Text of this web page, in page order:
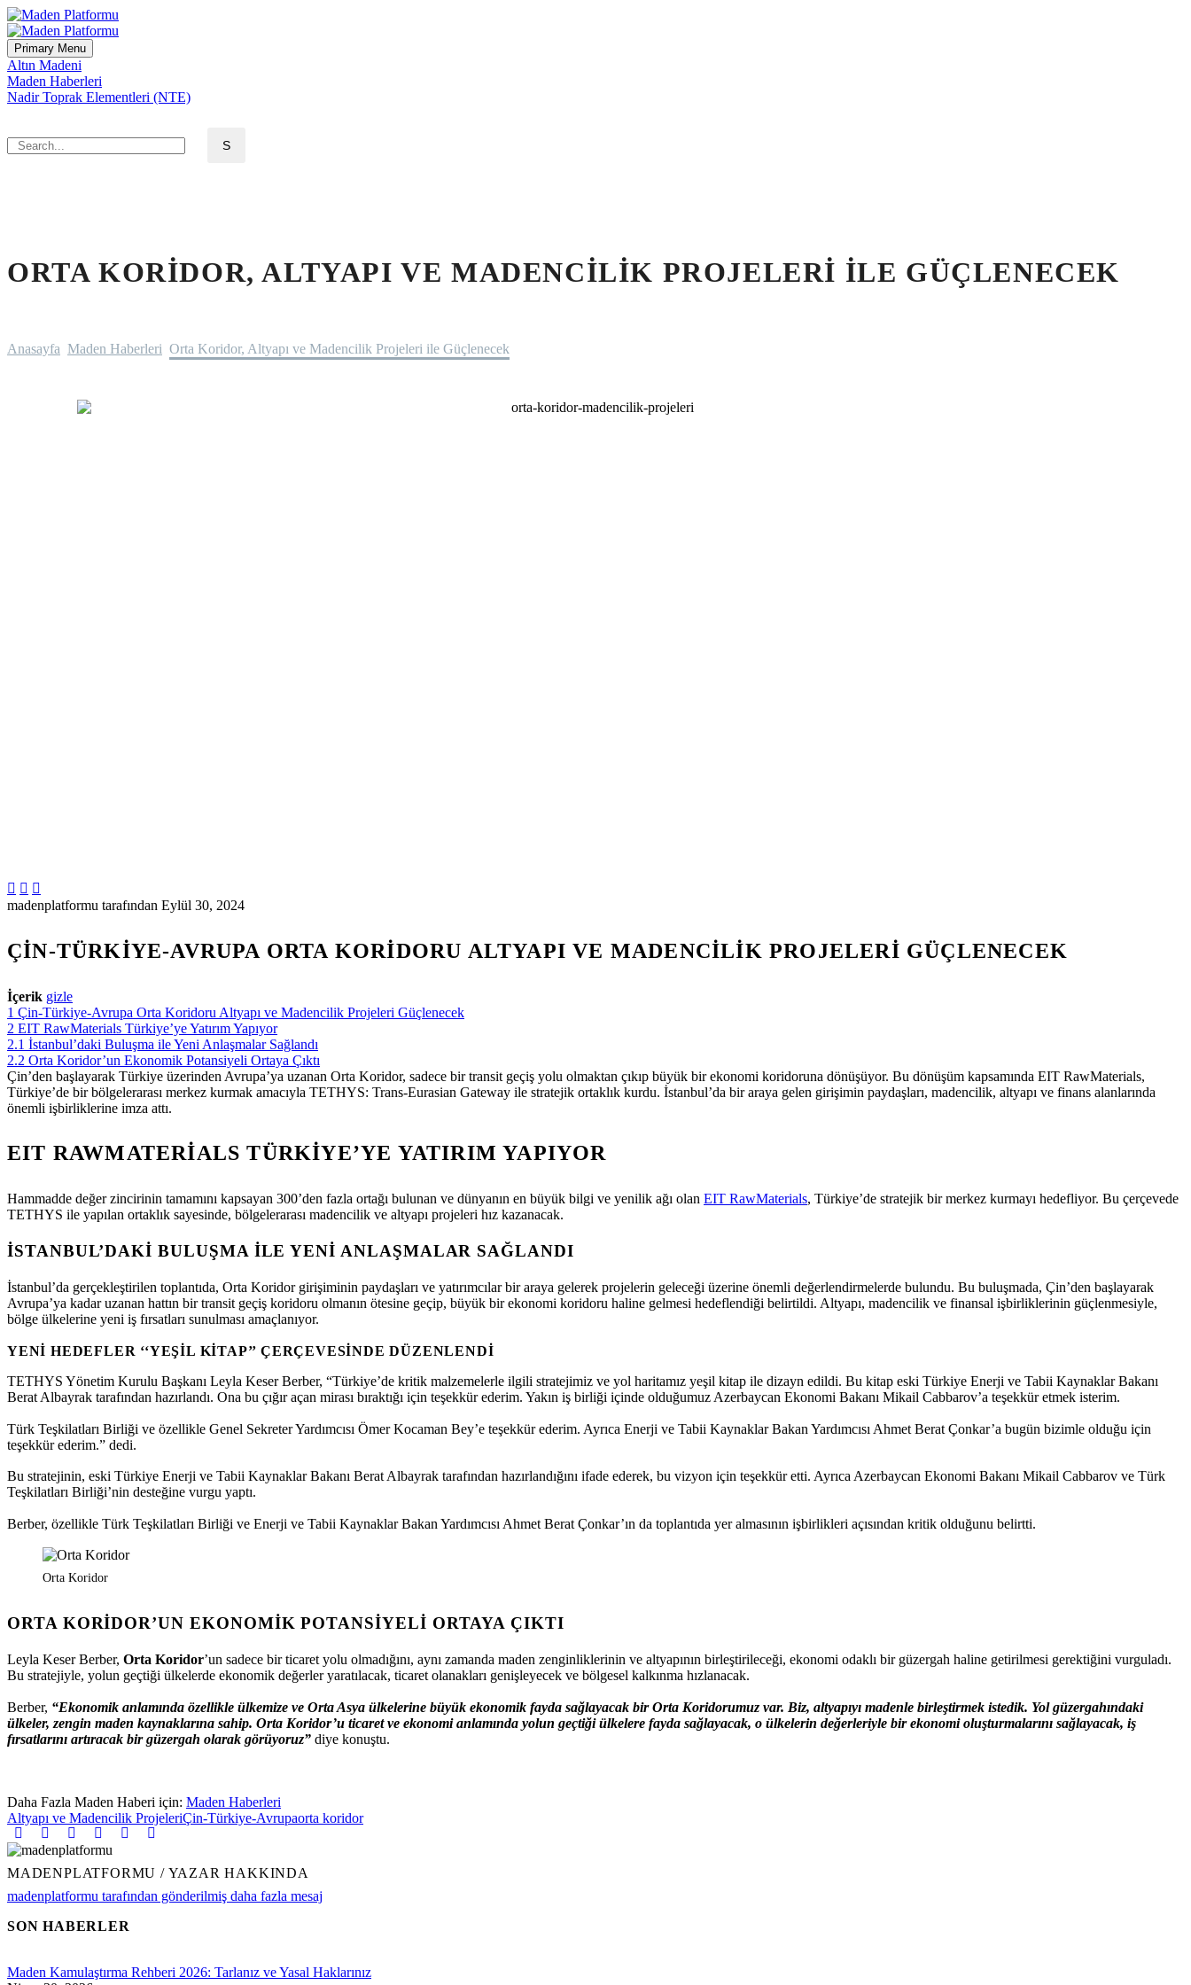
Primary Menu
Altın Madeni
Maden Haberleri
Nadir Toprak Elementleri (NTE)
ORTA KORIDOR, ALTYAPI VE MADENCILIK PROJELERI ILE GÜÇLENECEK
Anasayfa Maden Haberleri Orta Koridor, Altyapı ve Madencilik Projeleri ile Güçlenecek
  
madenplatformu tarafından Eylül 30, 2024
ÇIN-TÜRKIYE-AVRUPA ORTA KORIDORU ALTYAPI VE MADENCILIK PROJELERI GÜÇLENECEK
İçerik gizle
1 Çin-Türkiye-Avrupa Orta Koridoru Altyapı ve Madencilik Projeleri Güçlenecek
2 EIT RawMaterials Türkiye’ye Yatırım Yapıyor
2.1 İstanbul’daki Buluşma ile Yeni Anlaşmalar Sağlandı
2.2 Orta Koridor’un Ekonomik Potansiyeli Ortaya Çıktı
Çin’den başlayarak Türkiye üzerinden Avrupa’ya uzanan Orta Koridor, sadece bir transit geçiş yolu olmaktan çıkıp büyük bir ekonomi koridoruna dönüşüyor. Bu dönüşüm kapsamında EIT RawMaterials,
Türkiye’de bir bölgelerarası merkez kurmak amacıyla TETHYS: Trans-Eurasian Gateway ile stratejik ortaklık kurdu. İstanbul’da bir araya gelen girişimin paydaşları, madencilik, altyapı ve finans alanlarında
önemli işbirliklerine imza attı.
EIT RAWMATERIALS TÜRKIYE’YE YATIRIM YAPIYOR
Hammadde değer zincirinin tamamını kapsayan 300’den fazla ortağı bulunan ve dünyanın en büyük bilgi ve yenilik ağı olan EIT RawMaterials, Türkiye’de stratejik bir merkez kurmayı hedefliyor. Bu çerçevede
TETHYS ile yapılan ortaklık sayesinde, bölgelerarası madencilik ve altyapı projeleri hız kazanacak.
İSTANBUL’DAKI BULUŞMA ILE YENI ANLAŞMALAR SAĞLANDI
İstanbul’da gerçekleştirilen toplantıda, Orta Koridor girişiminin paydaşları ve yatırımcılar bir araya gelerek projelerin geleceği üzerine önemli değerlendirmelerde bulundu. Bu buluşmada, Çin’den başlayarak
Avrupa’ya kadar uzanan hattın bir transit geçiş koridoru olmanın ötesine geçip, büyük bir ekonomi koridoru haline gelmesi hedeflendiği belirtildi. Altyapı, madencilik ve finansal işbirliklerinin güçlenmesiyle,
bölge ülkelerine yeni iş fırsatları sunulması amaçlanıyor.
YENI HEDEFLER ‘‘YEŞIL KITAP’’ ÇERÇEVESINDE DÜZENLENDI
TETHYS Yönetim Kurulu Başkanı Leyla Keser Berber, “Türkiye’de kritik malzemelerle ilgili stratejimiz ve yol haritamız yeşil kitap ile dizayn edildi. Bu kitap eski Türkiye Enerji ve Tabii Kaynaklar Bakanı
Berat Albayrak tarafından hazırlandı. Ona bu çığır açan mirası bıraktığı için teşekkür ederim. Yakın iş birliği içinde olduğumuz Azerbaycan Ekonomi Bakanı Mikail Cabbarov’a teşekkür etmek isterim.
Türk Teşkilatları Birliği ve özellikle Genel Sekreter Yardımcısı Ömer Kocaman Bey’e teşekkür ederim. Ayrıca Enerji ve Tabii Kaynaklar Bakan Yardımcısı Ahmet Berat Çonkar’a bugün bizimle olduğu için
teşekkür ederim.” dedi.
Bu stratejinin, eski Türkiye Enerji ve Tabii Kaynaklar Bakanı Berat Albayrak tarafından hazırlandığını ifade ederek, bu vizyon için teşekkür etti. Ayrıca Azerbaycan Ekonomi Bakanı Mikail Cabbarov ve Türk
Teşkilatları Birliği’nin desteğine vurgu yaptı.
Berber, özellikle Türk Teşkilatları Birliği ve Enerji ve Tabii Kaynaklar Bakan Yardımcısı Ahmet Berat Çonkar’ın da toplantıda yer almasının işbirlikleri açısından kritik olduğunu belirtti.
Orta Koridor
ORTA KORIDOR’UN EKONOMIK POTANSIYELI ORTAYA ÇIKTI
Leyla Keser Berber, Orta Koridor’un sadece bir ticaret yolu olmadığını, aynı zamanda maden zenginliklerinin ve altyapının birleştirileceği, ekonomi odaklı bir güzergah haline getirilmesi gerektiğini vurguladı.
Bu stratejiyle, yolun geçtiği ülkelerde ekonomik değerler yaratılacak, ticaret olanakları genişleyecek ve bölgesel kalkınma hızlanacak.
Berber, “Ekonomik anlamında özellikle ülkemize ve Orta Asya ülkelerine büyük ekonomik fayda sağlayacak bir Orta Koridorumuz var. Biz, altyapıyı madenle birleştirmek istedik. Yol güzergahındaki
ülkeler, zengin maden kaynaklarına sahip. Orta Koridor’u ticaret ve ekonomi anlamında yolun geçtiği ülkelere fayda sağlayacak, o ülkelerin değerleriyle bir ekonomi oluşturmalarını sağlayacak, iş
fırsatlarını artıracak bir güzergah olarak görüyoruz” diye konuştu.
Daha Fazla Maden Haberi için: Maden Haberleri
Altyapı ve Madencilik ProjeleriÇin-Türkiye-Avrupaorta koridor
MADENPLATFORMU/ YAZAR HAKKINDA
madenplatformu tarafından gönderilmiş daha fazla mesaj
SON HABERLER
Maden Kamulaştırma Rehberi 2026: Tarlanız ve Yasal Haklarınız